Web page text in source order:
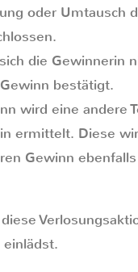
oder Umtausch
die Gewinnerin
bestätigt.
wird eine andere
ermittelt. Diese
Gewinn